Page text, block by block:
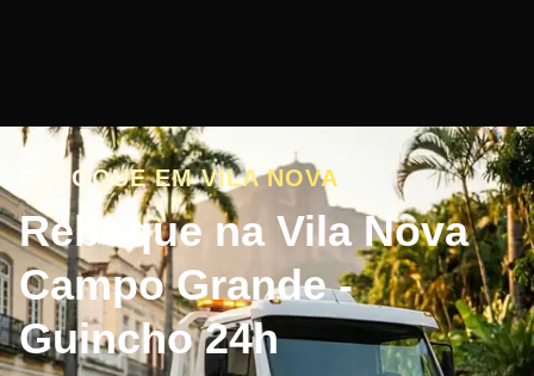
REBOQUE EM VILA NOVA
Reboque na Vila Nova
Campo Grande -
Guincho 24h